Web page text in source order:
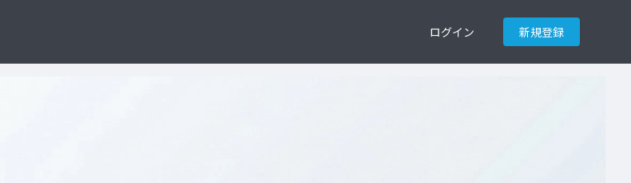
ログイン 新規登録